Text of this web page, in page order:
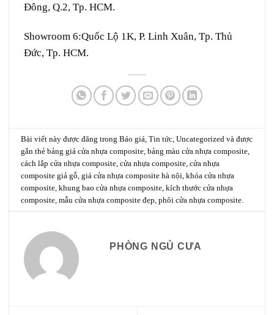
Đông, Q.2, Tp. HCM.
Showroom 6:Quốc Lộ 1K, P. Linh Xuân, Tp. Thủ
Đức, Tp. HCM.
Bài viết này được đăng trongBáo giá ,Tin tức ,Uncategorized và được
gắn thẻbảng giá cửa nhựa composite ,bảng màu cửa nhựa composite
cách lắp cửa nhựa composite ,cửa nhựa composite ,cửa nhựa
composite giả gỗ ,giá cửa nhựa composite hà nội ,khóa cửa nhựa
composite ,khung bao cửa nhựa composite ,kích thước cửa nhựa
composite ,mẫu cửa nhựa composite đẹp ,phôi cửa nhựa composite
PHÒNG NGỦ CƯA